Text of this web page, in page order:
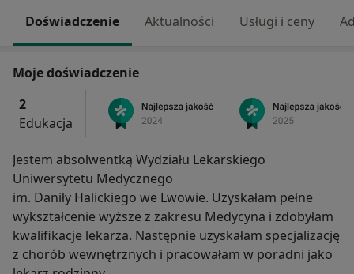
Doświadczenie Aktualności Usługi i ceny
Moje doświadczenie
2
Edukacja
Jestem absolwentką Wydziału Lekarskiego
Uniwersytetu Medycznego
im. Daniły Halickiego we Lwowie. Uzyskałam pełne
wykształcenie wyższe z zakresu Medycyna i zdobyłam
kwalifikacje lekarza. Następnie uzyskałam specjalizację
z chorób wewnętrznych i pracowałam w poradni jako